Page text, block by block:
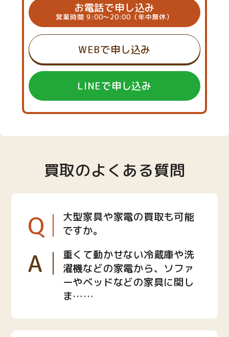
お電話で申し込み
営業時間 9:00～20:00（年中無休）
WEBで申し込み
LINEで申し込み
買取のよくある質問
Q
大型家具や家電の買取も可能
ですか。
A
重くて動かせない冷蔵庫や洗
濯機などの家電から、ソファ
ーやベッドなどの家具に関し
ま……